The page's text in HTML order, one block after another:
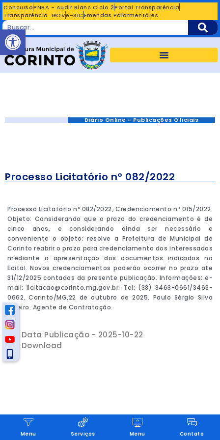
ConcursoPNBA - Audir Blanc Ciclo 2Portal Transparência
Transparência .GOVe-SICEmendas Palarmentáres
Diário Online - Publicações Oficiais
Processo Licitatório nº 082/2022
Processo Licitatório nº 082/2022, Credenciamento nº 015/2022.
Objeto: Considerando que o prazo do credenciamento é de
cinco anos, e considerando ainda ser necessário e
conveniente o objeto; resolve a Prefeitura de Municipal de
Corinto reabrir o prazo para credenciamento dos interessados
mediante a apresentação dos documentos indicados no
Edital. Novos credenciamentos poderão ocorrer no prazo ate
31/12/2025 contados da presente publicação. Informações: e-
mail: licitacao@corinto.mg.gov.br. Tel: (38) 3463-0661/3463-
0662. Corinto/MG,22 de outubro de 2025. Paulo Sérgio Silva
Ribeiro. Agente de Contratação.
Data Publicação - 2025-10-22
Download
Menu Serviços Menu Contato
Abrir a barra de ferramentas